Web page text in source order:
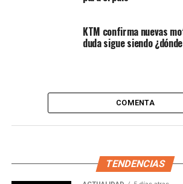
El bloque está refrigerado por líquido
para cumplir con las normativas
el sonido característico de una naked
La caja de cambios es deseis
KTM confirma nuevas
duda sigue siendo
COMENTA
TENDENCIAS